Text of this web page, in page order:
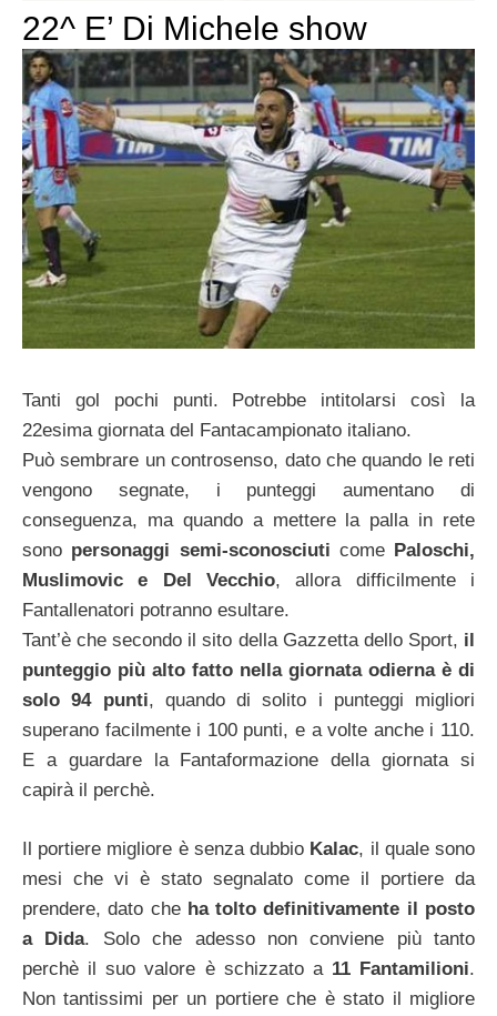
22^ E’ Di Michele show
Tanti gol pochi punti. Potrebbe intitolarsi così la
22esima giornata del Fantacampionato italiano.
Può sembrare un controsenso, dato che quando le reti
vengono segnate, i punteggi aumentano di
conseguenza, ma quando a mettere la palla in rete
sono personaggi semi-sconosciuti come Paloschi,
Muslimovic e Del Vecchio, allora difficilmente i
Fantallenatori potranno esultare.
Tant’è che secondo il sito della Gazzetta dello Sport, il
punteggio più alto fatto nella giornata odierna è di
solo 94 punti, quando di solito i punteggi migliori
superano facilmente i 100 punti, e a volte anche i 110.
E a guardare la Fantaformazione della giornata si
capirà il perchè.
Il portiere migliore è senza dubbio Kalac, il quale sono
mesi che vi è stato segnalato come il portiere da
prendere, dato che ha tolto definitivamente il posto
a Dida. Solo che adesso non conviene più tanto
perchè il suo valore è schizzato a 11 Fantamilioni.
Non tantissimi per un portiere che è stato il migliore